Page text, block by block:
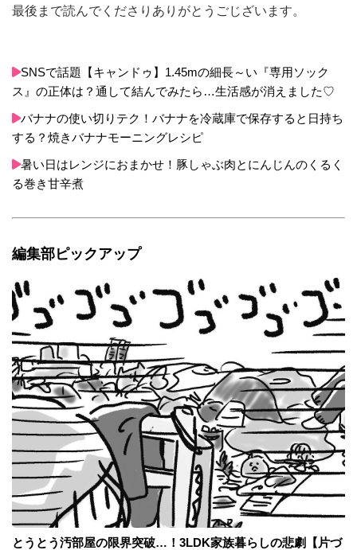
最後まで読んでくださりありがとうごじざいます。
SNSで話題【キャンドゥ】1.45mの細長～い『専用ソック
ス』の正体は？通して結んでみたら…生活感が消えました♡
バナナの使い切りテク！バナナを冷蔵庫で保存すると日持ち
する？焼きバナナモーニングレシピ
暑い日はレンジにおまかせ！豚しゃぶ肉とにんじんのくるく
る巻き甘辛煮
編集部ピックアップ
とうとう汚部屋の限界突破…！3LDK家族暮らしの悲劇【片づ